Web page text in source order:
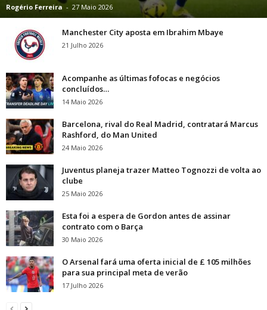
Rogério Ferreira - 27 Maio 2026
Manchester City aposta em Ibrahim Mbaye
21 Julho 2026
Acompanhe as últimas fofocas e negócios
concluídos…
14 Maio 2026
Barcelona, ​​rival do Real Madrid, contratará Marcus
Rashford, do Man United
24 Maio 2026
Juventus planeja trazer Matteo Tognozzi de volta ao
clube
25 Maio 2026
Esta foi a espera de Gordon antes de assinar
contrato com o Barça
30 Maio 2026
O Arsenal fará uma oferta inicial de £ 105 milhões
para sua principal meta de verão
17 Julho 2026